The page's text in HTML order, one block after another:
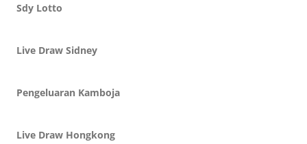
Sdy Lotto
Live Draw Sidney
Pengeluaran Kamboja
Live Draw Hongkong